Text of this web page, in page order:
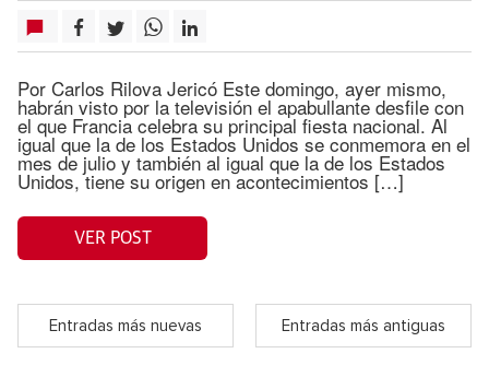
Por Carlos Rilova Jericó Este domingo, ayer mismo,
habrán visto por la televisión el apabullante desfile con
el que Francia celebra su principal fiesta nacional. Al
igual que la de los Estados Unidos se conmemora en el
mes de julio y también al igual que la de los Estados
Unidos, tiene su origen en acontecimientos […]
VER POST
Entradas más nuevas Entradas más antiguas